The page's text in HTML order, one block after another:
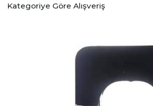
Kategoriye Göre Alışveriş